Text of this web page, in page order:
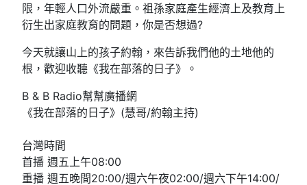
限，年輕人口外流嚴重。祖孫家庭產生經濟上及教育上
衍生出家庭教育的問題，你是否想過?
今天就讓山上的孩子約翰，來告訴我們他的土地他的
根，歡迎收聽《我在部落的日子》。
B & B Radio幫幫廣播網
《我在部落的日子》(慧哥/約翰主持)
台灣時間
首播 週五上午08:00
重播 週五晚間20:00/週六午夜02:00/週六下午14:00/